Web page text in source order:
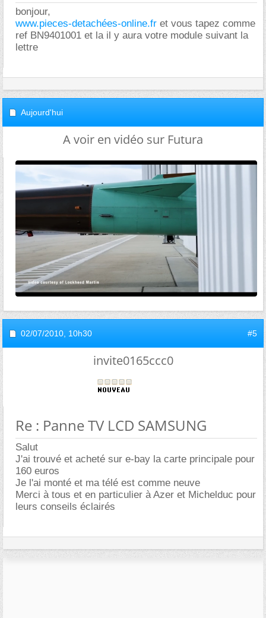
bonjour,
www.pieces-detachées-online.fr et vous tapez comme
ref BN9401001 et la il y aura votre module suivant la
lettre
Aujourd'hui
A voir en vidéo sur Futura
02/07/2010, 10h30 #5
invite0165ccc0
Re : Panne TV LCD SAMSUNG
Salut
J'ai trouvé et acheté sur e-bay la carte principale pour
160 euros
Je l'ai monté et ma télé est comme neuve
Merci à tous et en particulier à Azer et Michelduc pour
leurs conseils éclairés